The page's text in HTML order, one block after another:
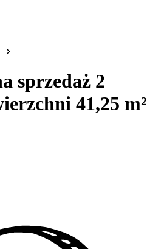
sprzedaż 2
41,25 m²